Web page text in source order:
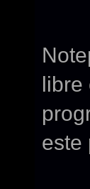
libre
este